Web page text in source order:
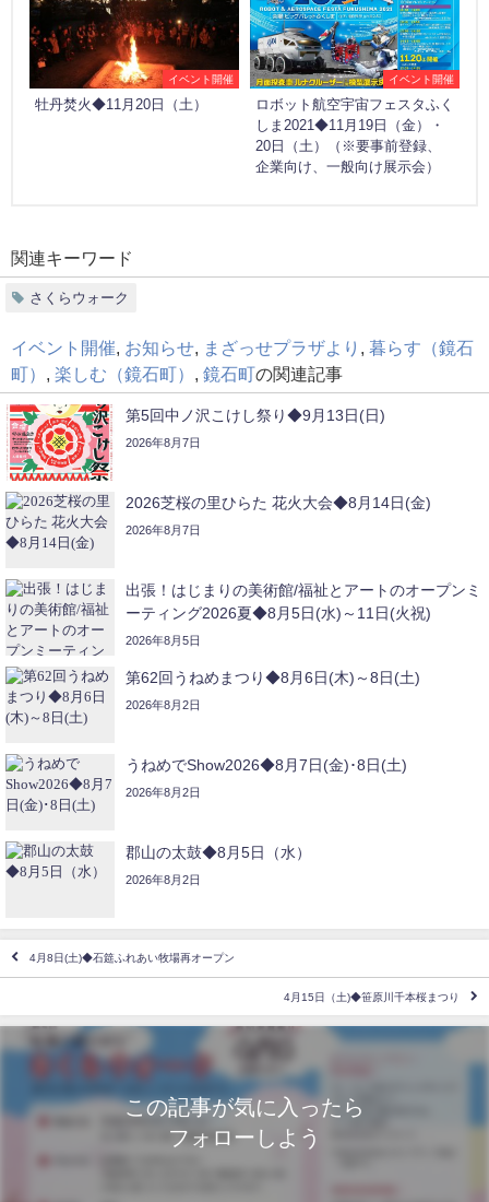
イベント開催
牡丹焚火◆11月20日（土）
イベント開催
ロボット航空宇宙フェスタふく
しま2021◆11月19日（金）・
20日（土）（※要事前登録、
企業向け、一般向け展示会）
関連キーワード
さくらウォーク
イベント開催 お知らせ まざっせプラザより
暮らす（鏡石
町）
楽しむ（鏡石町） 鏡石町の関連記事
第5回中ノ沢こけし祭り◆9月13日(日)
2026年8月7日
2026芝桜の里ひらた 花火大会◆8月14日(金)
2026年8月7日
出張！はじまりの美術館/福祉とアートのオープンミ
ーティング2026夏◆8月5日(水)～11日(火祝)
2026年8月5日
第62回うねめまつり◆8月6日(木)～8日(土)
2026年8月2日
うねめでShow2026◆8月7日(金)･8日(土)
2026年8月2日
郡山の太鼓◆8月5日（水）
2026年8月2日
4月8日(土)◆石筵ふれあい牧場再オープン
4月15日（土)◆笹原川千本桜まつり
この記事が気に入ったら
フォローしよう